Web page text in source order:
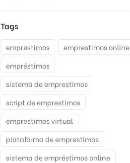
Tags
emprestimos
emprestimos online
empréstimos
sistema de emprestimos
script de emprestimos
emprestimos virtual
plataforma de emprestimos
sistema de empréstimos online